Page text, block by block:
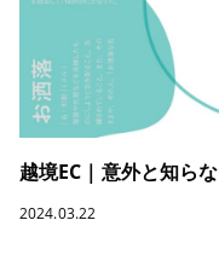
越境EC｜意外と知ら
2024.03.22